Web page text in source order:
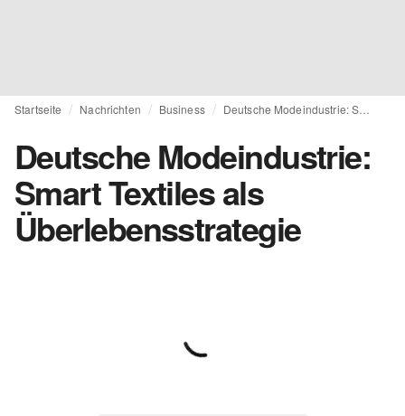
Startseite Nachrichten Business
Deutsche Modeindustrie:
Smart Textiles als
Überlebensstrategie